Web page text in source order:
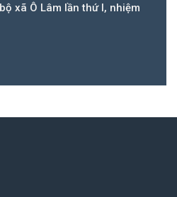
I, nhiệm
Đại hội Đại biểu